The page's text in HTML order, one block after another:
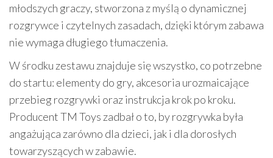
młodszych graczy, stworzona z myślą o dynamicznej
rozgrywce i czytelnych zasadach, dzięki którym zabawa
nie wymaga długiego tłumaczenia.
W środku zestawu znajduje się wszystko, co potrzebne
do startu: elementy do gry, akcesoria urozmaicające
przebieg rozgrywki oraz instrukcja krok po kroku.
Producent TM Toys zadbał o to, by rozgrywka była
angażująca zarówno dla dzieci, jak i dla dorosłych
towarzyszących w zabawie.